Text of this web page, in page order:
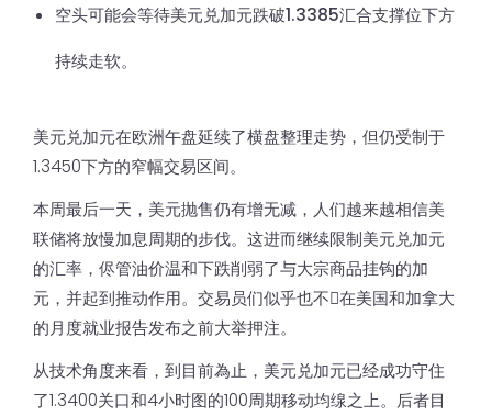
空头可能会等待美元兑加元跌破1.3385汇合支撑位下方
持续走软。
美元兑加元在欧洲午盘延续了横盘整理走势，但仍受制于
1.3450下方的窄幅交易区间。
本周最后一天，美元抛售仍有增无减，人们越来越相信美
联储将放慢加息周期的步伐。这进而继续限制美元兑加元
的汇率，侭管油价温和下跌削弱了与大宗商品挂钩的加
元，并起到推动作用。交易员们似乎也不𫖸在美国和加拿大
的月度就业报告发布之前大举押注。
从技术角度来看，到目前為止，美元兑加元已经成功守住
了1.3400关口和4小时图的100周期移动均缐之上。后者目